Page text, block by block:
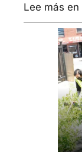
Lee más en